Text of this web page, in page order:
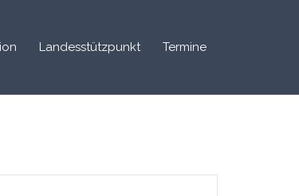
Landesstützpunkt Termine